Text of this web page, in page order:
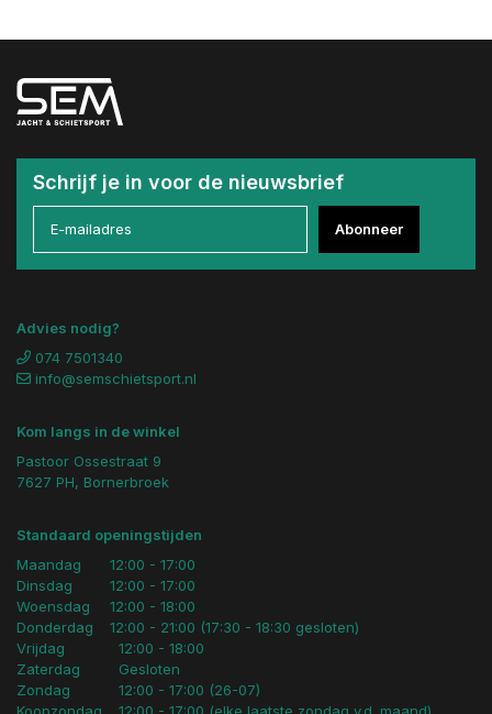
Schrijf je in voor de nieuwsbrief
Abonneer
Advies nodig?
074 7501340
info@semschietsport.nl
Kom langs in de winkel
Pastoor Ossestraat 9
7627 PH, Bornerbroek
Standaard openingstijden
Maandag
Dinsdag
Woensdag
Donderdag
12:00 - 17:00
12:00 - 17:00
12:00 - 18:00
12:00 - 21:00 (17:30 - 18:30 gesloten)
Vrijdag
Zaterdag
Zondag
12:00 - 18:00
Gesloten
12:00 - 17:00 (26-07)